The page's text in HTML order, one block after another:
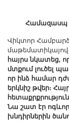
Համազասպ
Վիկտոր
մաթեմատիկայով։
հայրս նկատեց,
մտքում լուծել
որ ինձ համար
երկնիշ թվեր։
Նա շատ էր
խնդիրներին